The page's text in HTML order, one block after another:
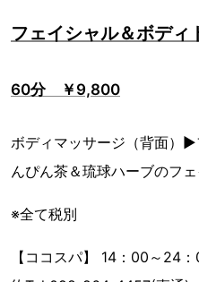
フェイシャル＆ボディ
60分 ￥9,800
ボディマッサージ（背面）
んぴん茶＆琉球ハーブのフ
※全て税別
【ココスパ】 14：00～24